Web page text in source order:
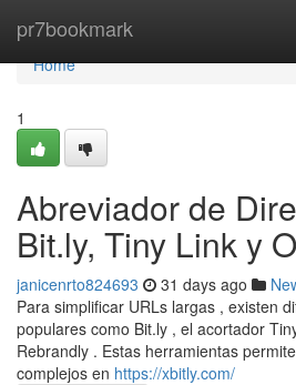
pr7bookmark
Home
Home
1
Abreviador de
Bit.ly, Tiny Link y
janicenrto824693 31 days ago
Para simplificar URLs largas , existen
populares como Bit.ly , el acortador
Rebrandly . Estas herramientas
complejos en https://xbitly.com/